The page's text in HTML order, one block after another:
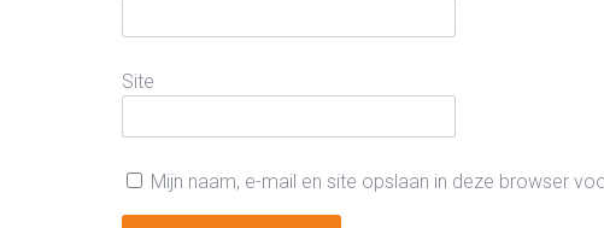
Site
Mijn naam, e-mail en site opslaan in deze browser